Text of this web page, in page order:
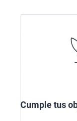
Cumple tus